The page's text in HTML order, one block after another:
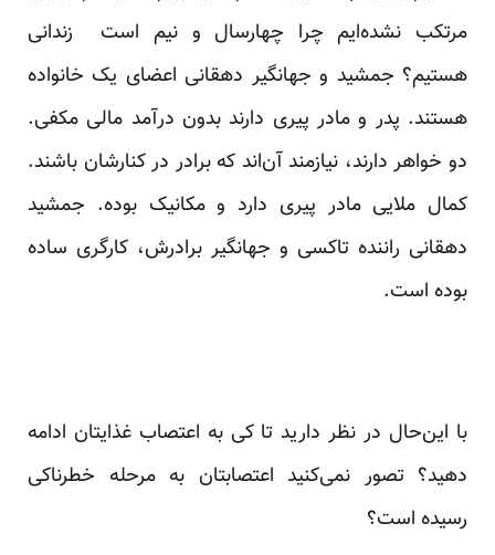
مرتکب نشده‌ایم چرا چهارسال و نیم است زندانی
هستیم؟ جمشید و جهانگیر دهقانی اعضای یک خانواده
هستند. پدر و مادر پیری دارند بدون درآمد مالی مکفی.
دو خواهر دارند، نیازمند آن‌اند که برادر در کنارشان باشند.
کمال ملایی مادر پیری دارد و مکانیک بوده. جمشید
دهقانی راننده تاکسی و جهانگیر برادرش، کارگری ساده
بوده است.
با این‌حال در نظر دارید تا کی به اعتصاب غذایتان ادامه
‌دهید؟ تصور نمی‌کنید اعتصابتان به مرحله خطرناکی
رسیده است؟